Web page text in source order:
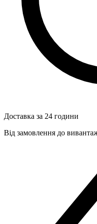
Доставка за 24 години
Від замовлення до